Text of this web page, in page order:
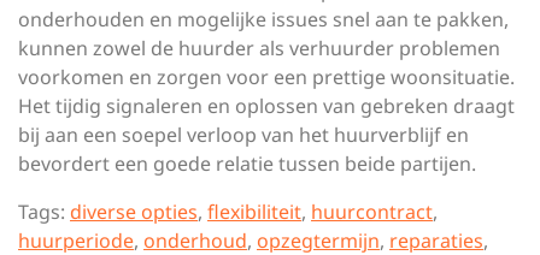
onderhouden en mogelijke issues snel aan te pakken,
kunnen zowel de huurder als verhuurder problemen
voorkomen en zorgen voor een prettige woonsituatie.
Het tijdig signaleren en oplossen van gebreken draagt
bij aan een soepel verloop van het huurverblijf en
bevordert een goede relatie tussen beide partijen.
Tags: diverse opties, flexibiliteit, huurcontract,
huurperiode, onderhoud, opzegtermijn, reparaties,